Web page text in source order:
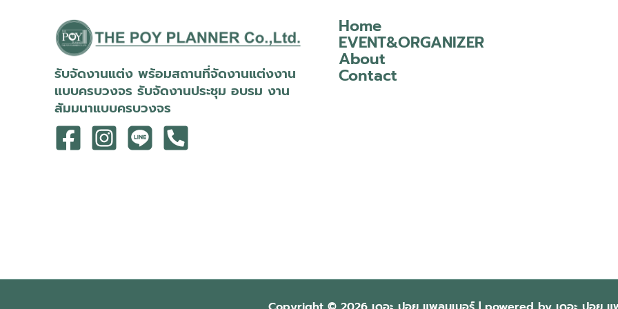
รับจัดงานแต่ง พร้อมสถานที่จัดงานแต่งงาน
แบบครบวงจร รับจัดงานประชุม อบรม งาน
สัมมนาแบบครบวงจร
Home
EVENT&ORGANIZER
About
Contact